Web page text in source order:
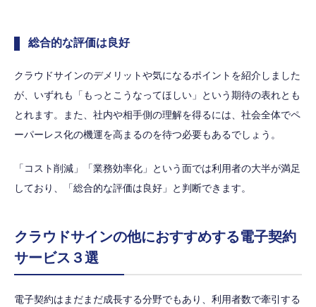
総合的な評価は良好
クラウドサインのデメリットや気になるポイントを紹介しました
が、いずれも「もっとこうなってほしい」という期待の表れとも
とれます。また、社内や相手側の理解を得るには、社会全体でペ
ーパーレス化の機運を高まるのを待つ必要もあるでしょう。
「コスト削減」「業務効率化」という面では利用者の大半が満足
しており、「総合的な評価は良好」と判断できます。
クラウドサインの他におすすめする電子契約
サービス３選
電子契約はまだまだ成長する分野でもあり、利用者数で牽引する